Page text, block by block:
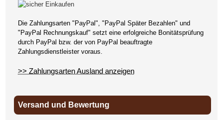
Die Zahlungsarten "PayPal", "PayPal Später Bezahlen" und
"PayPal Rechnungskauf" setzt eine erfolgreiche Bonitätsprüfung
durch PayPal bzw. der von PayPal beauftragte
Zahlungsdienstleister voraus.
>> Zahlungsarten Ausland anzeigen
Versand und Bewertung